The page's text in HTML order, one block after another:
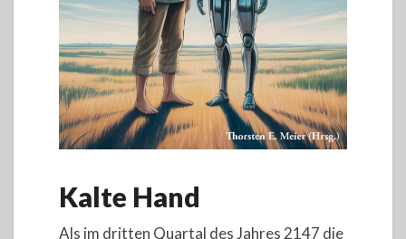
Kalte Hand
Als im dritten Quartal des Jahres 2147 die